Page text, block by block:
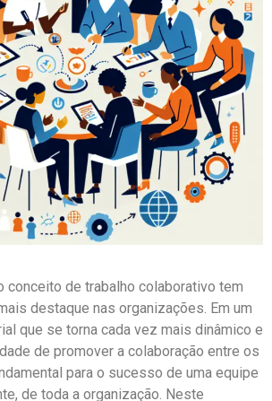
conceito de trabalho colaborativo tem
destaque nas organizações. Em um
que se torna cada vez mais dinâmico e
de promover a colaboração entre os
para o sucesso de uma equipe
de toda a organização. Neste